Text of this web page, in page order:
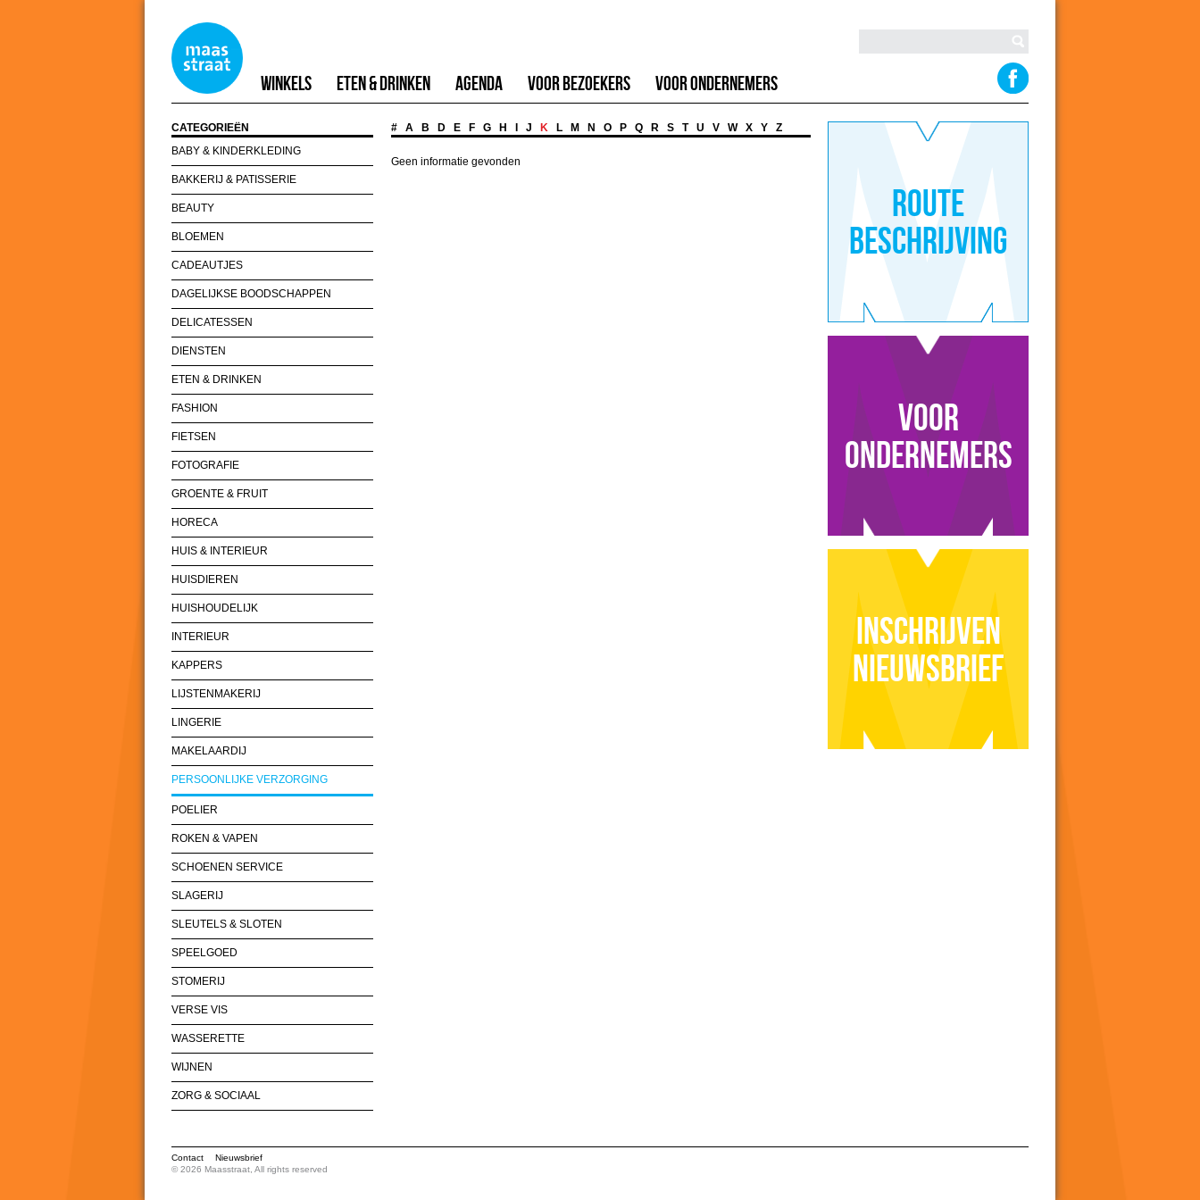
Winkels Eten & Drinken Agenda Voor Bezoekers Voor Ondernemers
CATEGORIEËN
BABY & KINDERKLEDING
BAKKERIJ & PATISSERIE
BEAUTY
BLOEMEN
CADEAUTJES
DAGELIJKSE BOODSCHAPPEN
DELICATESSEN
DIENSTEN
ETEN & DRINKEN
FASHION
FIETSEN
FOTOGRAFIE
GROENTE & FRUIT
HORECA
HUIS & INTERIEUR
HUISDIEREN
HUISHOUDELIJK
INTERIEUR
KAPPERS
LIJSTENMAKERIJ
LINGERIE
MAKELAARDIJ
PERSOONLIJKE VERZORGING
POELIER
ROKEN & VAPEN
SCHOENEN SERVICE
SLAGERIJ
SLEUTELS & SLOTEN
SPEELGOED
STOMERIJ
VERSE VIS
WASSERETTE
WIJNEN
ZORG & SOCIAAL
# A B D E F G H J K L M N O P Q R S T U V W X Y Z
Geen informatie gevonden
Route
beschrijving
voor
ondernemers
Inschrijven
nieuwsbrief
Contact
Nieuwsbrief
© 2026 Maasstraat, All rights reserved